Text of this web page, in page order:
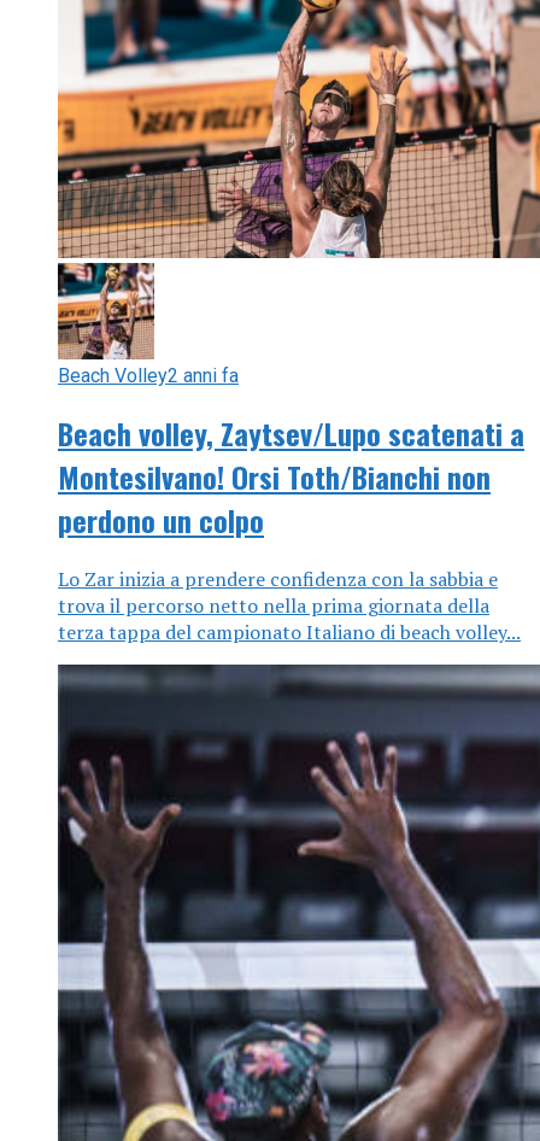
Beach Volley2 anni fa
Beach volley, Zaytsev/Lupo scatenati a
Montesilvano! Orsi Toth/Bianchi non
perdono un colpo
Lo Zar inizia a prendere confidenza con la sabbia e
trova il percorso netto nella prima giornata della
terza tappa del campionato Italiano di beach volley...